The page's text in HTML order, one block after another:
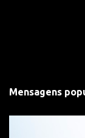
Mensagens